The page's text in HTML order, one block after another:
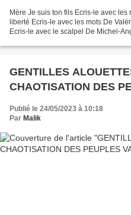
Mère Je suis ton fils Ecris-le avec
liberté Ecris-le avec les mots De
Ecris-le avec le scalpel De Michel-
GENTILLES
CHAOTISATION DES
Publié le 24/05/2023 à 10:18
Par Malik